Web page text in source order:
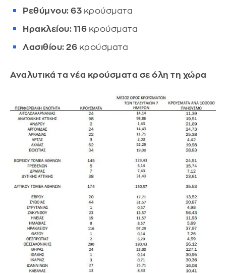
Ρεθύμνου: 63 κρούσματα
Ηρακλείου: 116 κρούσματα
Λασιθίου: 26 κρούσματα
Αναλυτικά τα νέα κρούσματα σε όλη τη χώρα